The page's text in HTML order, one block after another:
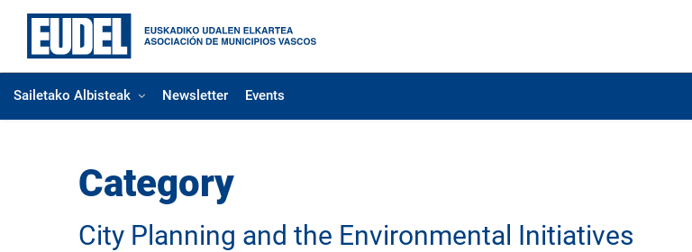
Sailetako Albisteak Newsletter Events
Category
City Planning and the Environmental Initiatives